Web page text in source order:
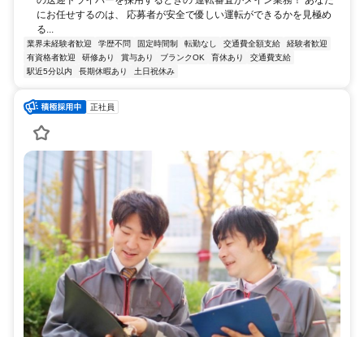
にお任せするのは、 応募者が安全で優しい運転ができるかを見極め
る...
業界未経験者歓迎 学歴不問 固定時間制 転勤なし 交通費全額支給
経験者歓迎
有資格者歓迎
研修あり 賞与あり ブランクOK 育休あり
交通費支給
駅近5分以内
長期休暇あり 土日祝休み
正社員